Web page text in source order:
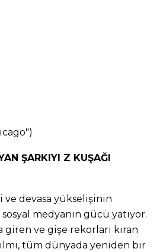
ŞARKIYI Z KUŞAĞI
devasa yükselişinin
medyanın gücü yatıyor.
ve gişe rekorları kıran
tüm dünyada yeniden bir